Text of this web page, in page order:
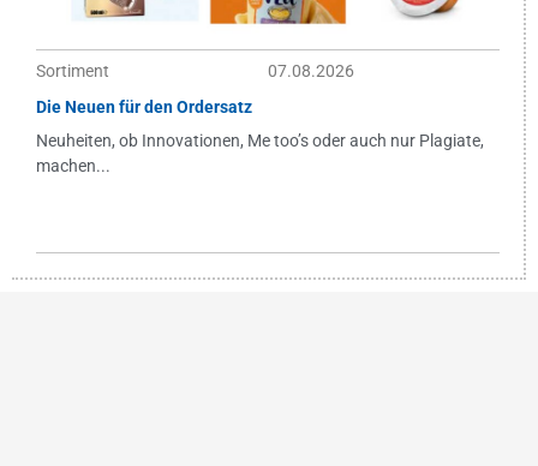
Sortiment
07.08.2026
Die Neuen für den Ordersatz
Neuheiten, ob Innovationen, Me too’s oder auch nur Plagiate,
machen...